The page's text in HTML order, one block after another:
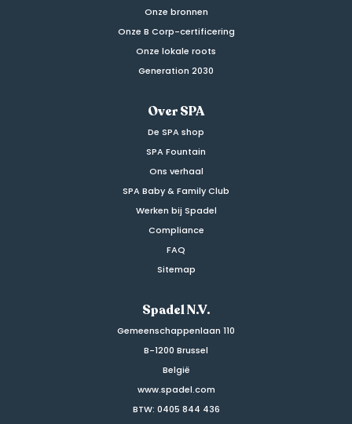
Onze bronnen
Onze B Corp-certificering
Onze lokale roots
Generation 2030
Over SPA
De SPA shop
SPA Fountain
Ons verhaal
SPA Baby & Family Club
Werken bij Spadel
Compliance
FAQ
Sitemap
Spadel N.V.
Gemeenschappenlaan 110
B-1200 Brussel
België
www.spadel.com
BTW: 0405 844 436